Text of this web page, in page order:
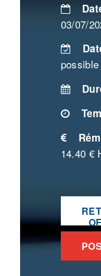
03/07/
possible
14.40 €